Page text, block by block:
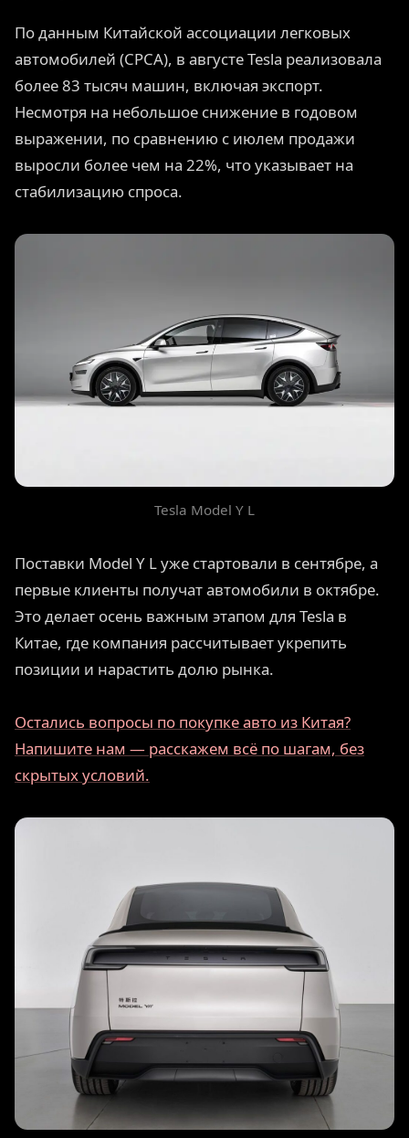
По данным Китайской ассоциации легковых
автомобилей (CPCA), в августе Tesla реализовала
более 83 тысяч машин, включая экспорт.
Несмотря на небольшое снижение в годовом
выражении, по сравнению с июлем продажи
выросли более чем на 22%, что указывает на
стабилизацию спроса.
Tesla Model Y L
Поставки Model Y L уже стартовали в сентябре, а
первые клиенты получат автомобили в октябре.
Это делает осень важным этапом для Tesla в
Китае, где компания рассчитывает укрепить
позиции и нарастить долю рынка.
Остались вопросы по покупке авто из Китая?
Напишите нам — расскажем всё по шагам, без
скрытых условий.